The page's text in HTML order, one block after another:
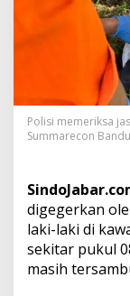
Polisi memeriksa
Summarecon
digegerkan
laki-laki di
sekitar pukul
masih